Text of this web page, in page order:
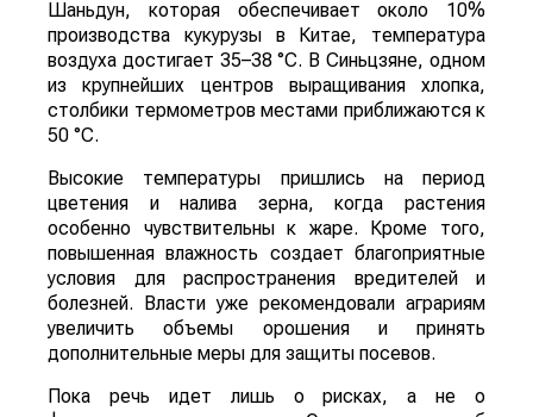
Шаньдун, которая обеспечивает около 10%
производства кукурузы в Китае, температура
воздуха достигает 35–38 °C. В Синьцзяне, одном
из крупнейших центров выращивания хлопка,
столбики термометров местами приближаются к
50 °C.
Высокие температуры пришлись на период
цветения и налива зерна, когда растения
особенно чувствительны к жаре. Кроме того,
повышенная влажность создает благоприятные
условия для распространения вредителей и
болезней. Власти уже рекомендовали аграриям
увеличить объемы орошения и принять
дополнительные меры для защиты посевов.
Пока речь идет лишь о рисках, а не о